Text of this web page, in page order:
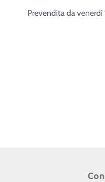
Prevendita da